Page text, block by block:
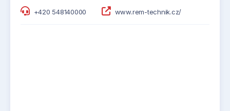
+420 548140000 www.rem-technik.cz/